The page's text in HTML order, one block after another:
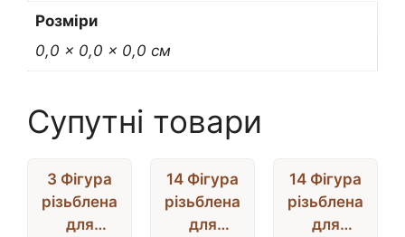
кількість
Розміри
0,0 × 0,0 × 0,0 см
Супутні товари
3 Фігура
різьблена
для
14 Фігура
різьблена
для
14 Фігура
різьблена
для